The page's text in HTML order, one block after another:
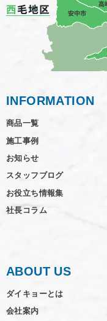
INFORMATION
商品一覧
施工事例
お知らせ
スタッフブログ
お役立ち情報集
社長コラム
ABOUT US
ダイキョーとは
会社案内